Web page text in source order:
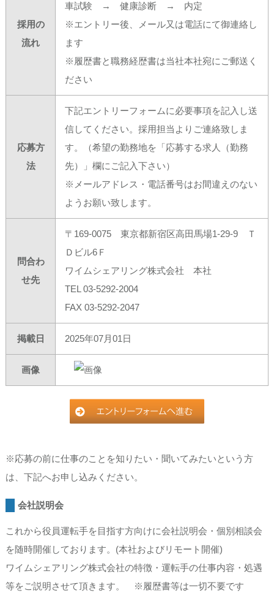
採用の
流れ
車試験 → 健康診断 → 内定
※エントリー後、メール又は電話にて御連絡し
ます
※履歴書と職務経歴書は当社本社宛にご郵送く
ださい
応募方
法
下記エントリーフォームに必要事項を記入し送
信してください。採用担当よりご連絡致しま
す。（希望の勤務地を「応募する求人（勤務
先）」欄にご記入下さい）
※メールアドレス・電話番号はお間違えのない
ようお願い致します。
問合わ
せ先
〒169-0075 東京都新宿区高田馬場1-29-9 Ｔ
Ｄビル6Ｆ
ワイムシェアリング株式会社 本社
TEL 03-5292-2004
FAX 03-5292-2047
掲載日 2025年07月01日
画像
※応募の前に仕事のことを知りたい・聞いてみたいという方
は、下記へお申し込みください。
会社説明会
これから役員運転手を目指す方向けに会社説明会・個別相談会
を随時開催しております。(本社およびリモート開催)
ワイムシェアリング株式会社の特徴・運転手の仕事内容・処遇
等をご説明させて頂きます。 ※履歴書等は一切不要です